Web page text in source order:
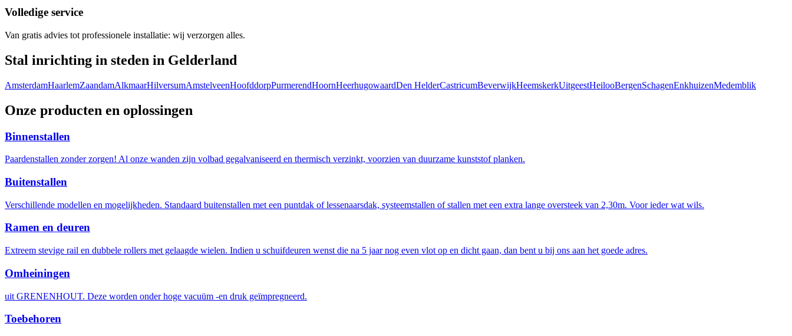
Volledige service
Van gratis advies tot professionele installatie: wij verzorgen alles.
Stal inrichting in steden in Gelderland
AmsterdamHaarlemZaandamAlkmaarHilversumAmstelveenHoofddorpPurmerendHoornHeerhugowaardDen HelderCastricumBeverwijkHeemskerkUitgeestHeilooBergenSchagenEnkhuizenMedemblik
Onze producten en oplossingen
Binnenstallen
Paardenstallen zonder zorgen! Al onze wanden zijn volbad gegalvaniseerd en thermisch verzinkt, voorzien van duurzame kunststof planken.
Buitenstallen
Verschillende modellen en mogelijkheden. Standaard buitenstallen met een puntdak of lessenaarsdak, systeemstallen of stallen met een extra lange oversteek van 2,30m. Voor ieder wat wils.
Ramen en deuren
Extreem stevige rail en dubbele rollers met gelaagde wielen. Indien u schuifdeuren wenst die na 5 jaar nog even vlot op en dicht gaan, dan bent u bij ons aan het goede adres.
Omheiningen
uit GRENENHOUT. Deze worden onder hoge vacuüm -en druk geïmpregneerd.
Toebehoren